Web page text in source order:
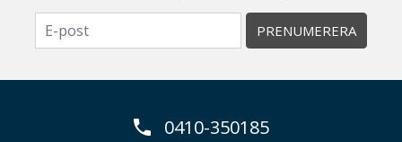
PRENUMERERA
0410-350185